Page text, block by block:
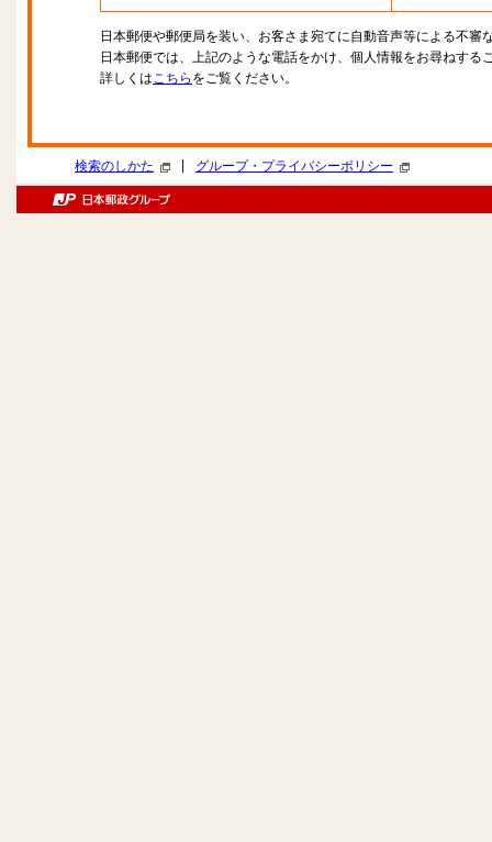
日本郵便や郵便局を装い、お客さま宛てに自動音声等による不審
日本郵便では、上記のような電話をかけ、個人情報をお尋ねする
詳しくはこちら をご覧ください。
検索のしかた グループ・プライバシーポリシー